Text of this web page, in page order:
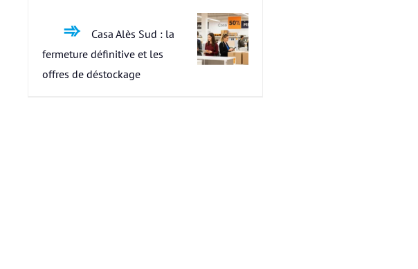
Casa Alès Sud : la
fermeture définitive et les
offres de déstockage